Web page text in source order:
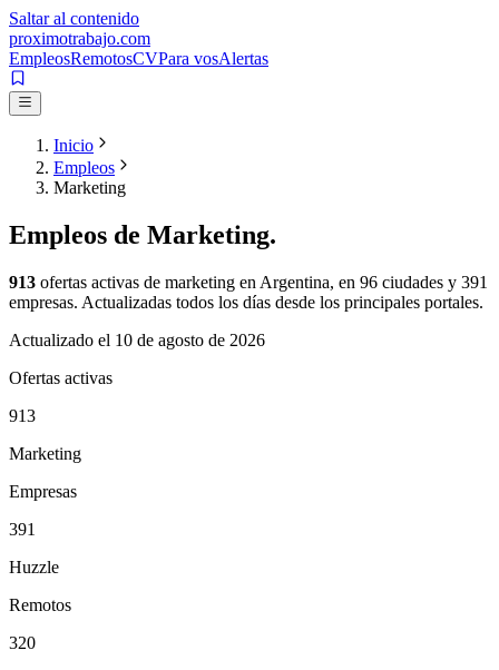
Saltar al contenido
proximotrabajo.com
EmpleosRemotosCVPara vosAlertas
Inicio
Empleos
Marketing
Empleos de Marketing.
913 ofertas activas de marketing en Argentina, en 96 ciudades y 391
empresas. Actualizadas todos los días desde los principales portales.
Actualizado el 10 de agosto de 2026
Ofertas activas
913
Marketing
Empresas
391
Huzzle
Remotos
320